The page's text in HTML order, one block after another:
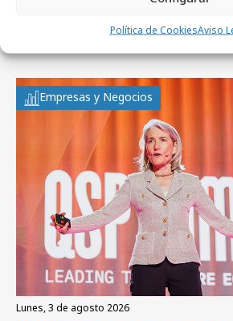
Política de CookiesAviso
De patrimonio histórico a
Empresas y Negocios
lunes, 3 de agosto 2026